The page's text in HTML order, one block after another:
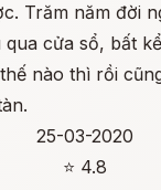
Trăm năm đời
cửa sổ, bất
nào thì rồi
25-03-2020
⭐ 4.8